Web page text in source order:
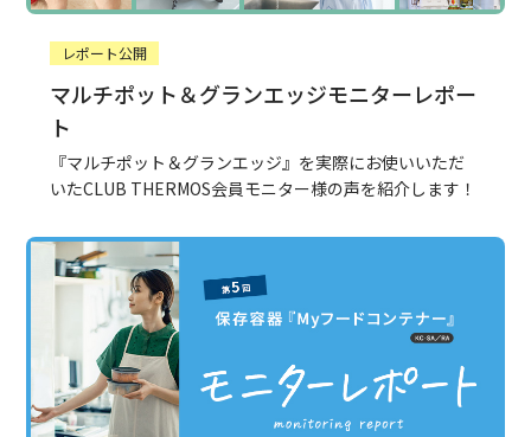
レポート公開
マルチポット＆グランエッジモニターレポー
ト
『マルチポット＆グランエッジ』を実際にお使いいただ
いたCLUB THERMOS会員モニター様の声を紹介します！